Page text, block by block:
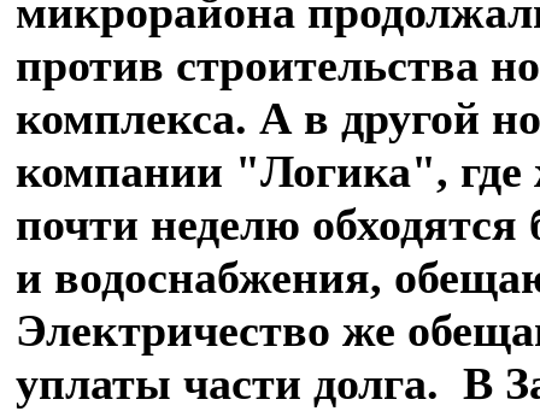
микрорайона
против строительства
комплекса. А в другой
компании "Логика",
почти неделю обходятся
и водоснабжения,
Электричество же
уплаты части долга. В